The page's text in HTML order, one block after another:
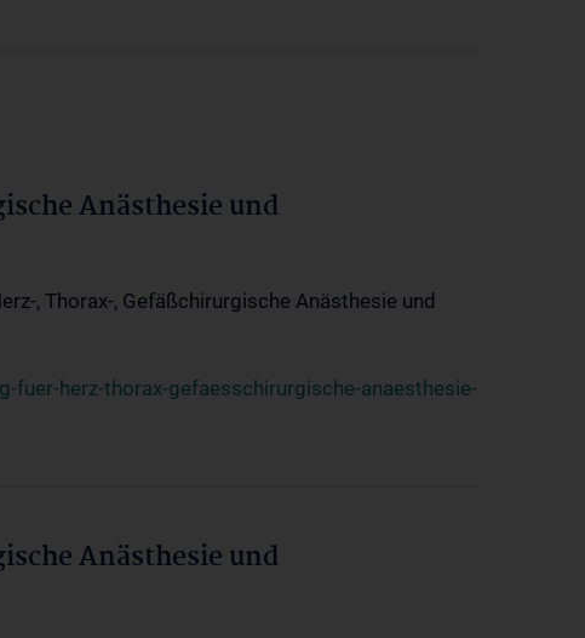
Anästhesie und
, Thorax-, Gefäßchirurgische Anästhesie und
herz-thorax-gefaesschirurgische-anaesthesie-
Anästhesie und